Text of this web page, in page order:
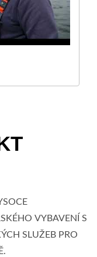
VYBAVENÍ S
SLUŽEB PRO